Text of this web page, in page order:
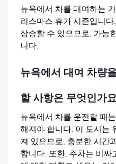
뉴욕에서 차를 대여하는
리스마스 휴가 시즌입니
상승할 수 있으므로, 가능
니다.
뉴욕에서 대여 차량
할 사항은 무엇인가
뉴욕에서 차를 운전할 때
해져야 합니다. 이 도시는
져 있으므로, 충분한 시간
합니다. 또한, 주차는 비